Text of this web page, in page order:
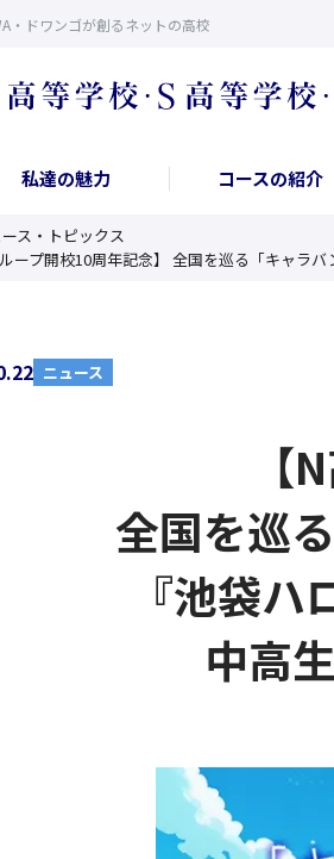
・ドワンゴが創るネットの高校
私達の魅力 コースの紹介
ス・トピックス
ループ開校10周年記念】 全国を巡る「キャラ
ニュース
【
全国を巡
『池袋
中高